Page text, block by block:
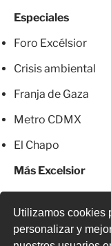
Utilizamos cookies
personalizar y
Especiales
Foro Excélsior
Crisis ambiental
Franja de Gaza
Metro CDMX
El Chapo
Más Excelsior
© 2026 Todos los